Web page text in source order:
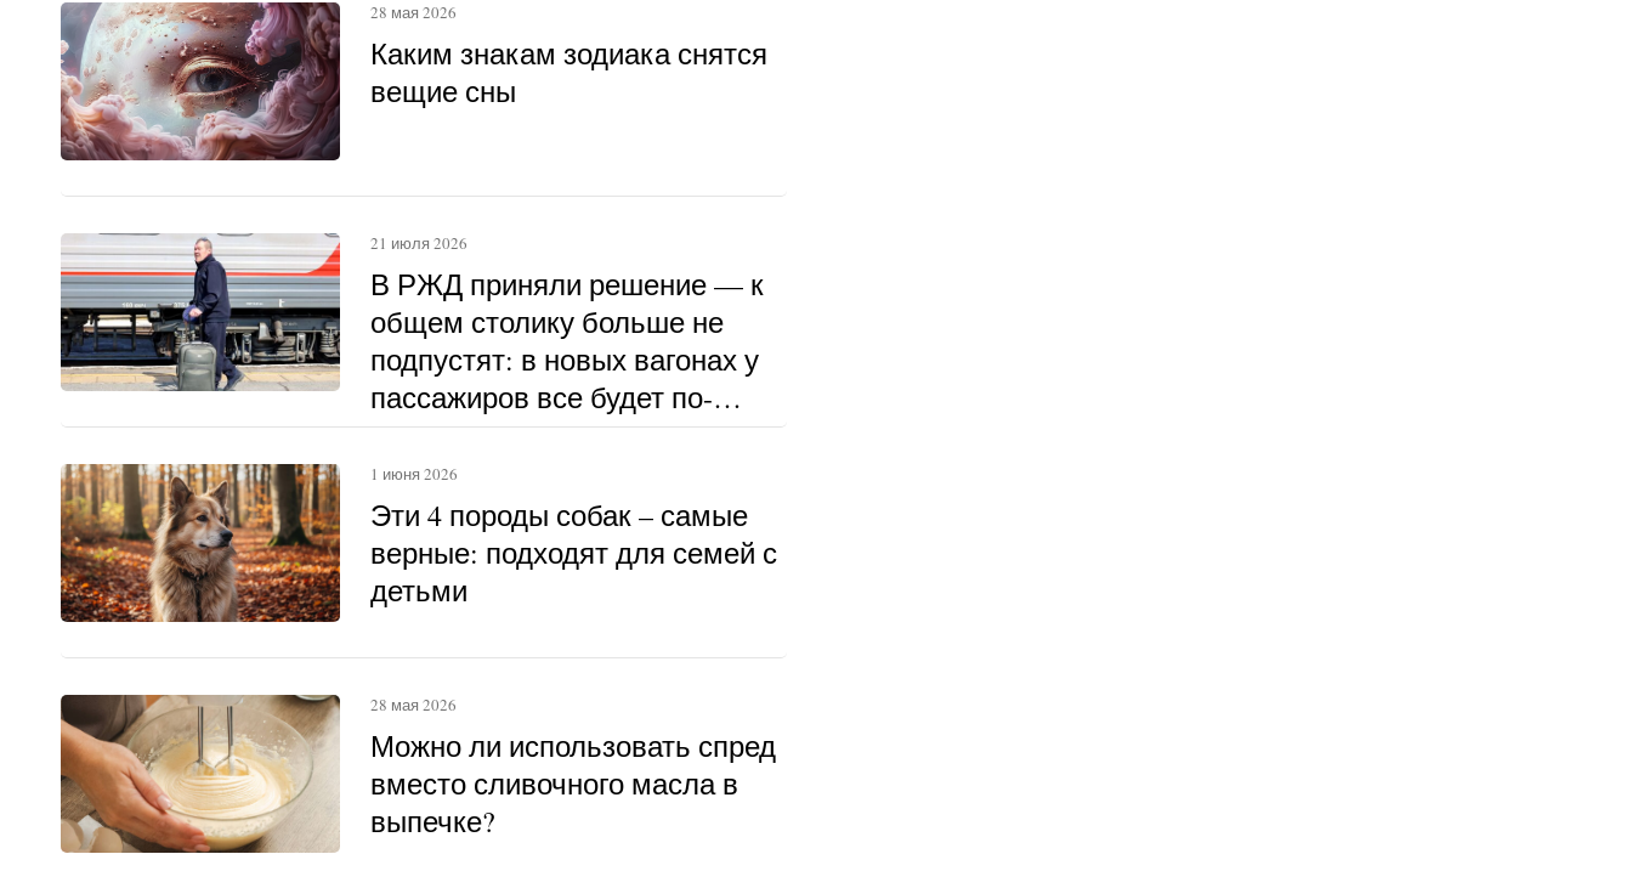
Каким знакам зодиака снятся
вещие сны
28 мая 2026
В РЖД приняли решение — к
общем столику больше не
подпустят: в новых вагонах у
пассажиров все будет по-
другому
21 июля 2026
Эти 4 породы собак – самые
верные: подходят для семей с
детьми
1 июня 2026
Можно ли использовать спред
вместо сливочного масла в
выпечке?
28 мая 2026